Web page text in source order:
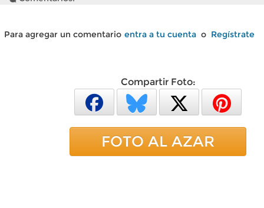
Para agregar un comentario entra a tu cuenta o Regístrate
Compartir Foto:
FOTO AL AZAR